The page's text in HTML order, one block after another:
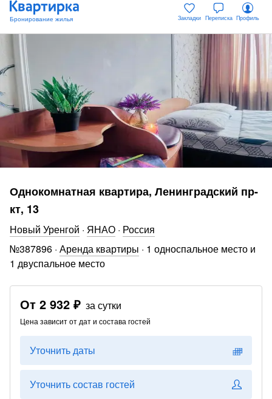
Закладки Переписка Профиль
Однокомнатная квартира, Ленинградский пр-
кт, 13
Новый Уренгой · ЯНАО · Россия
№387896 · Аренда квартиры · 1 односпальное место и
1 двуспальное место
От 2 932 ₽ за сутки
Цена зависит от дат и состава гостей
Уточнить даты
Уточнить состав гостей